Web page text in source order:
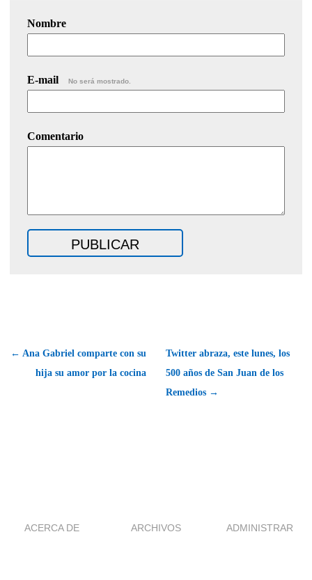
Nombre
E-mail No será mostrado.
Comentario
← Ana Gabriel comparte con su
hija su amor por la cocina
Twitter abraza, este lunes, los
500 años de San Juan de los
Remedios →
ACERCA DE ARCHIVOS ADMINISTRAR